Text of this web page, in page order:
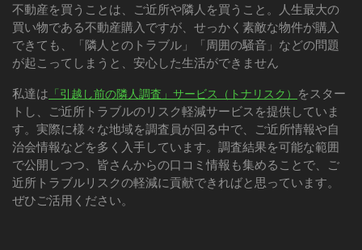
不動産を買うことは、ご近所や隣人を買うこと。人生最大の
買い物である不動産購入ですが、せっかく素敵な物件が購入
できても、「隣人とのトラブル」「周囲の騒音」などの問題
が起こってしまうと、安心した生活ができません
私達は 「引越し前の隣人調査」サービス（トナリスク） をスター
トし、ご近所トラブルのリスク軽減サービスを提供していま
す。実際に様々な地域を調査員が回る中で、ご近所情報や自
治会情報などを多く入手しています。調査結果を可能な範囲
で公開しつつ、皆さんからの口コミ情報も集めることで、ご
近所トラブルリスクの軽減に貢献できればと思っています。
ぜひご活用ください。